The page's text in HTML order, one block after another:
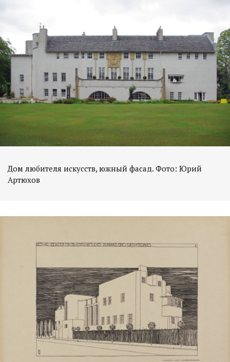
Дом любителя искусств, южный фасад. Фото: Юрий
Артюхов